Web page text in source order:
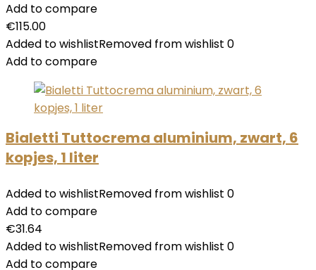
Add to compare
€115.00
Added to wishlistRemoved from wishlist 0
Add to compare
Bialetti Tuttocrema aluminium, zwart, 6
kopjes, 1 liter
Added to wishlistRemoved from wishlist 0
Add to compare
€31.64
Added to wishlistRemoved from wishlist 0
Add to compare